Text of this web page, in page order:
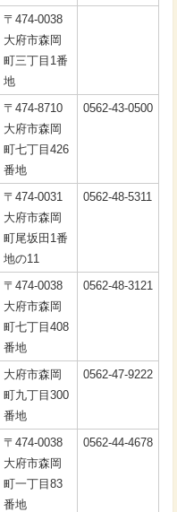
〒474-0038
大府市森岡
町三丁目1番
地
〒474-8710
大府市森岡
町七丁目426
番地
0562-43-0500
〒474-0031
大府市森岡
町尾坂田1番
地の11
0562-48-5311
〒474-0038
大府市森岡
町七丁目408
番地
0562-48-3121
大府市森岡
町九丁目300
番地
0562-47-9222
〒474-0038
大府市森岡
町一丁目83
番地
0562-44-4678